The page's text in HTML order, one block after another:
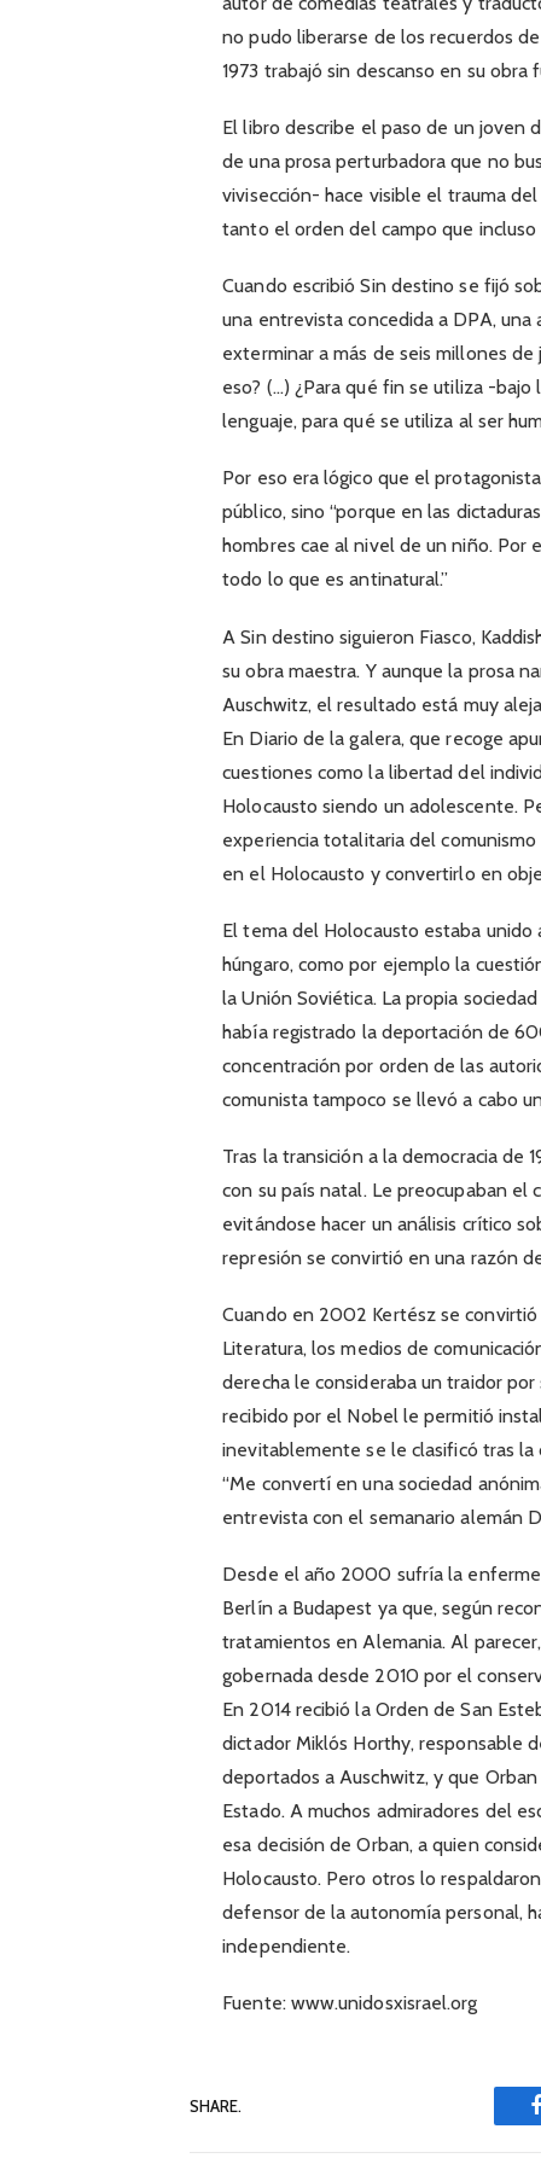
no pudo liberarse de los recuerdos
1973 trabajó sin descanso en su
El libro describe el paso de un joven
de una prosa perturbadora que no
vivisección- hace visible el trauma
tanto el orden del campo que
Cuando escribió Sin destino se fijó
una entrevista concedida a DPA, una
exterminar a más de seis millones
eso? (…) ¿Para qué fin se utiliza -
lenguaje, para qué se utiliza al ser
Por eso era lógico que el
público, sino “porque en las
hombres cae al nivel de un niño. Por
todo lo que es antinatural.”
A Sin destino siguieron Fiasco,
su obra maestra. Y aunque la prosa
Auschwitz, el resultado está muy
En Diario de la galera, que recoge
cuestiones como la libertad del
Holocausto siendo un adolescente.
experiencia totalitaria del
en el Holocausto y convertirlo en
El tema del Holocausto estaba
húngaro, como por ejemplo la
la Unión Soviética. La propia
había registrado la deportación de
concentración por orden de las
comunista tampoco se llevó a cabo
Tras la transición a la democracia de
con su país natal. Le preocupaban el
evitándose hacer un análisis crítico
represión se convirtió en una razón
Cuando en 2002 Kertész se
Literatura, los medios de
derecha le consideraba un traidor
recibido por el Nobel le permitió
inevitablemente se le clasificó tras
“Me convertí en una sociedad
entrevista con el semanario alemán
Desde el año 2000 sufría la
Berlín a Budapest ya que, según
tratamientos en Alemania. Al
gobernada desde 2010 por el
En 2014 recibió la Orden de San
dictador Miklós Horthy, responsable
deportados a Auschwitz, y que
Estado. A muchos admiradores del
esa decisión de Orban, a quien
Holocausto. Pero otros lo
defensor de la autonomía personal,
independiente.
Fuente: www.unidosxisrael.org
SHARE.